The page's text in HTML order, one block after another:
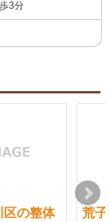
3分
区の整体
荒